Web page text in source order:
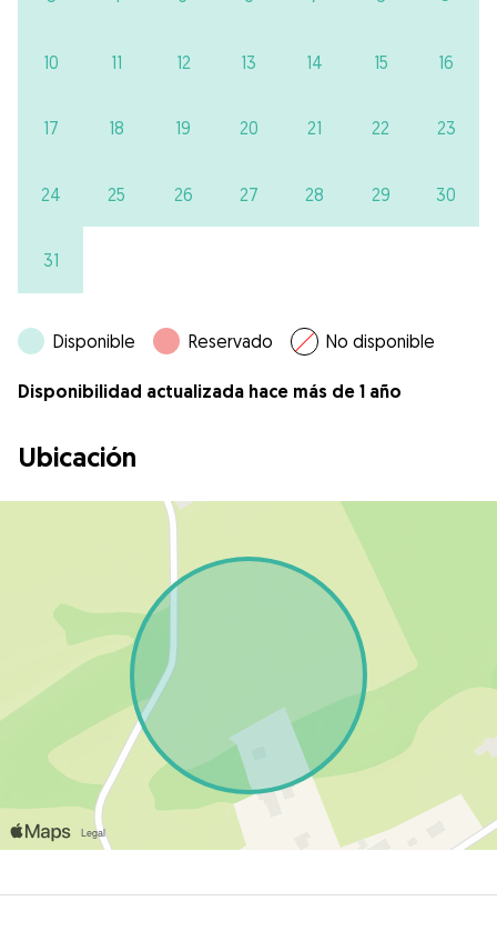
10 11 12 13 14 15 16
17 18 19 20 21 22 23
24 25 26 27 28 29 30
31
Disponible Reservado No disponible
Disponibilidad actualizada hace más de 1 año
Ubicación